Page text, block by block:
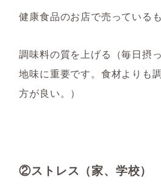
健康食品のお店で売っている
調味料の質を上げる（毎日摂
地味に重要です。食材よりも
方が良い。）
②ストレス（家、学校）